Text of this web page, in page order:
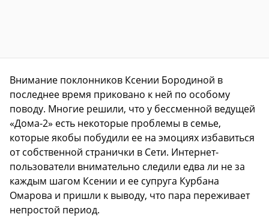
Внимание поклонников Ксении Бородиной в
последнее время приковано к ней по особому
поводу. Многие решили, что у бессменной ведущей
«Дома-2» есть некоторые проблемы в семье,
которые якобы побудили ее на эмоциях избавиться
от собственной странички в Сети. Интернет-
пользователи внимательно следили едва ли не за
каждым шагом Ксении и ее супруга Курбана
Омарова и пришли к выводу, что пара переживает
непростой период.